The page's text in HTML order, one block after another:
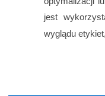
jest
wyglądu